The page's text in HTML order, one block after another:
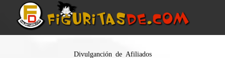
Divulganción de Afiliados